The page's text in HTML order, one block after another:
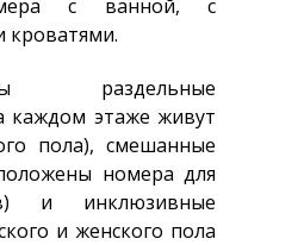
с ванной, с
кроватями.
раздельные
каждом этаже живут
пола), смешанные
номера для
и инклюзивные
и женского пола